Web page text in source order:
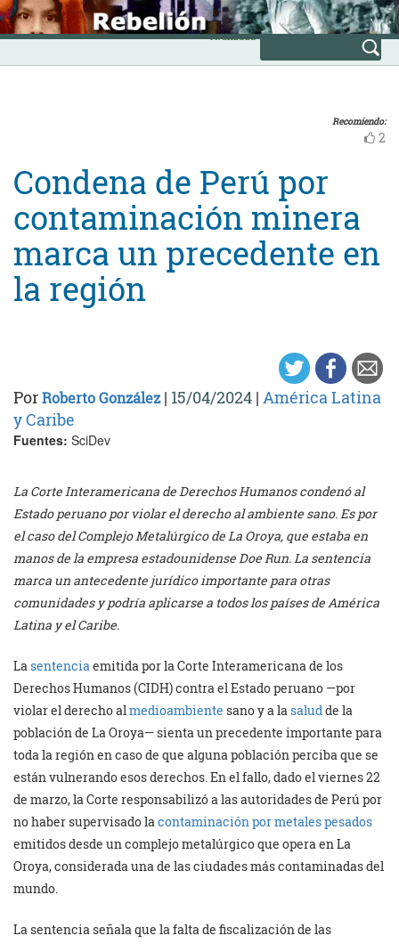
Skip
to
content
INICIO
Avanzada
Recomiendo:
2
Condena de Perú por
contaminación minera
marca un precedente en
la región
PorRoberto González| 15/04/2024 | América Latina
y Caribe
Fuentes: SciDev
La Corte Interamericana de Derechos Humanos condenó al
Estado peruano por violar el derecho al ambiente sano. Es por
el caso del Complejo Metalúrgico de La Oroya, que estaba en
manos de la empresa estadounidense Doe Run. La sentencia
marca un antecedente jurídico importante para otras
comunidades y podría aplicarse a todos los países de América
Latina y el Caribe.
Lasentenciaemitida por la Corte Interamericana de los
Derechos Humanos (CIDH) contra el Estado peruano —por
violar el derecho almedioambiente sano y a lasaludde la
población de La Oroya— sienta un precedente importante para
toda la región en caso de que alguna población perciba que se
están vulnerando esos derechos. En el fallo, dado el viernes 22
de marzo, la Corte responsabilizó a las autoridades de Perú por
no haber supervisado lacontaminación por metales pesados
emitidos desde un complejo metalúrgico que opera en La
Oroya, considerada una de las ciudades más contaminadas del
mundo.
La sentencia señala que la falta de fiscalización de las